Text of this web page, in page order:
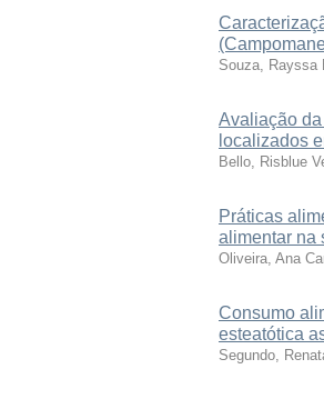
Souza, Rayssa
Avaliação
localizados
Bello, Risblue
Práticas
alimentar na
Oliveira, Ana
Consumo
esteatótica
Segundo,